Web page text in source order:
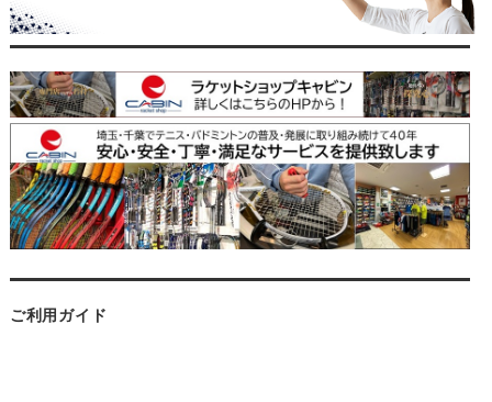
ご利用ガイド